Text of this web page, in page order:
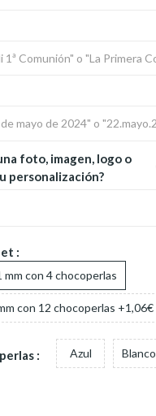
foto, imagen, logo o
personalización?
:
con 4 chocoperlas
con 12 chocoperlas +1,06€
: Azul Blanco